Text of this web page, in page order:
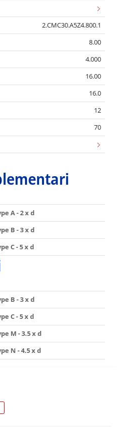
2.CMC30.A5Z4.800.1
8.00
4.000
16.00
16.0
12
70
A - 2 x d
B - 3 x d
C - 5 x d
B - 3 x d
C - 5 x d
M - 3.5 x d
N - 4.5 x d